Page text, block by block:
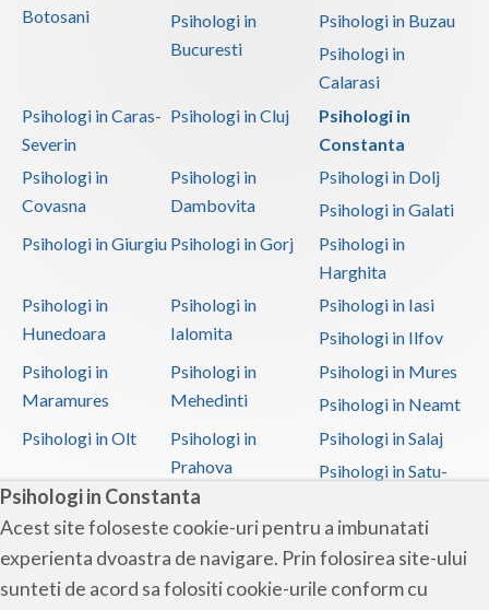
Psihologi in Constanta
Acest site foloseste cookie-uri pentru a imbunatati
experienta dvoastra de navigare. Prin folosirea site-ului
sunteti de acord sa folositi cookie-urile conform cu
Psihoterapie - Interventie psihoterapeutica in ... (3)
Psihoterapie - Interventie psihoterapeutica in ... (4)
Psihoterapie - Interventie psihoterapeutica in ... (5)
Psihoterapie - Interventie psihoterapeutica in ... (2)
Psihoterapie - Interventie psihoterapeutica in ... (1)
Psihoterapie - Interventie psihoterapeutica in ... (4)
Psihoterapie - Interventie psihoterapeutica in ... (5)
Psihoterapie - Interventie psihoterapeutica in ... (5)
Psihoterapie - Interventie psihoterapeutica in ... (5)
Psihoterapie - Interventie psihoterapeutica in ... (4)
Psihoterapie - Interventie psihoterapeutica in ... (2)
Psihoterapie - Interventie psihoterapeutica in ... (3)
Psihoterapie - Interventie psihoterapeutica in ... (3)
Botosani
Psihologi in
Bucuresti
Psihologi in Buzau
Psihologi in
Calarasi
Psihologi in Caras-
Severin
Psihologi in Cluj
Psihologi in
Constanta
Psihologi in
Covasna
Psihologi in
Dambovita
Psihologi in Dolj
Psihologi in Galati
Psihologi in Giurgiu Psihologi in Gorj
Psihologi in
Harghita
Psihologi in
Hunedoara
Psihologi in
Ialomita
Psihologi in Iasi
Psihologi in Ilfov
Psihologi in
Maramures
Psihologi in
Mehedinti
Psihologi in Mures
Psihologi in Neamt
Psihologi in Olt
Psihologi in
Prahova
Psihologi in Salaj
Psihologi in Satu-
Psihologi in Sibiu
Psihologi in
Suceava
Psihologi in
Teleorman
Psihologi in Timis
Psihologi in Tulcea Psihologi in Valcea